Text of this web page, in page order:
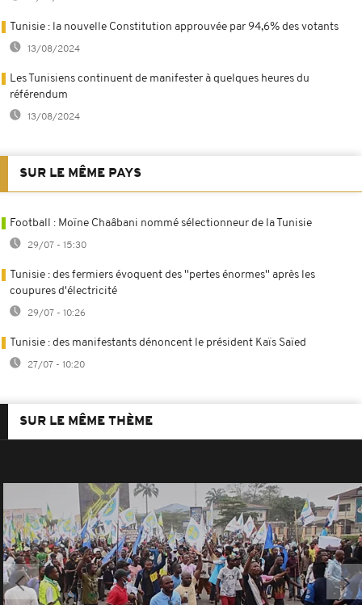
Tunisie : la nouvelle Constitution approuvée par 94,6% des votants
13/08/2024
Les Tunisiens continuent de manifester à quelques heures du
référendum
13/08/2024
SUR LE MÊME PAYS
Football : Moïne Chaâbani nommé sélectionneur de la Tunisie
29/07 - 15:30
Tunisie : des fermiers évoquent des ''pertes énormes'' après les
coupures d'électricité
29/07 - 10:26
Tunisie : des manifestants dénoncent le président Kaïs Saïed
27/07 - 10:20
SUR LE MÊME THÈME